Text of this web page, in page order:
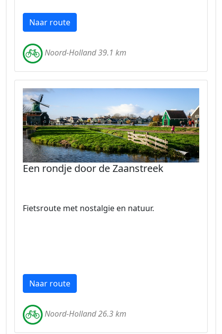
Naar route
Noord-Holland 39.1 km
Een rondje door de Zaanstreek
Fietsroute met nostalgie en natuur.
Naar route
Noord-Holland 26.3 km